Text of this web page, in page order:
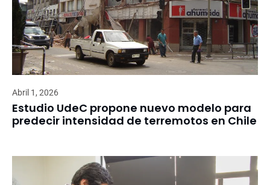
Abril 1, 2026
Estudio UdeC propone nuevo modelo para
predecir intensidad de terremotos en Chile